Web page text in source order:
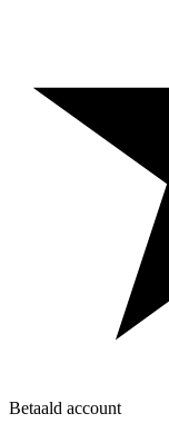
Betaald account